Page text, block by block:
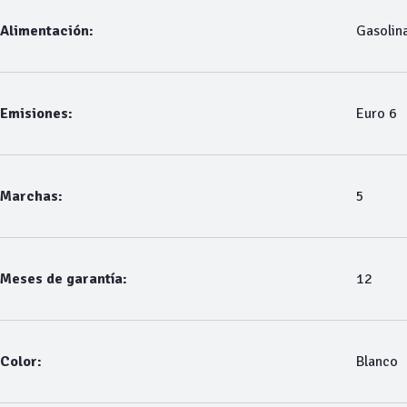
Alimentación:
Emisiones: Euro 6
Marchas: 5
Meses de garantía: 12
Color: Blanco